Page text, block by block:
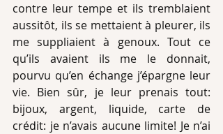
contre leur tempe et ils tremblaient
aussitôt, ils se mettaient à pleurer, ils
me suppliaient à genoux. Tout ce
qu’ils avaient ils me le donnait,
pourvu qu’en échange j’épargne leur
vie. Bien sûr, je leur prenais tout:
bijoux, argent, liquide, carte de
crédit: je n’avais aucune limite! Je n’ai